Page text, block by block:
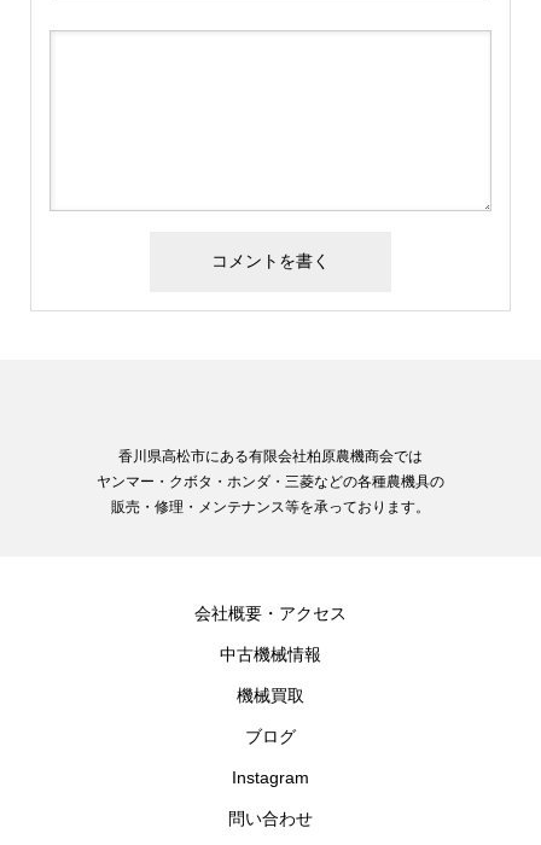
香川県高松市にある有限会社柏原農機商会では
ヤンマー・クボタ・ホンダ・三菱などの各種農機具の
販売・修理・メンテナンス等を承っております。
会社概要・アクセス
中古機械情報
機械買取
ブログ
Instagram
問い合わせ